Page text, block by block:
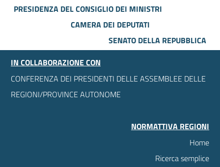
PRESIDENZA DEL CONSIGLIO DEI MINISTRI
CAMERA DEI DEPUTATI
SENATO DELLA REPUBBLICA
IN COLLABORAZIONE CON
CONFERENZA DEI PRESIDENTI DELLE ASSEMBLEE DELLE
REGIONI/PROVINCE AUTONOME
NORMATTIVA REGIONI
Home
Ricerca semplice